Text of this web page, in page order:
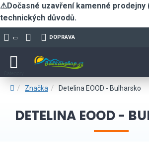
⚠Dočasné uzavření kamenné prodejny
technických důvodů.
DOPRAVA
Značka Detelina EOOD - Bulharsko
DETELINA EOOD -